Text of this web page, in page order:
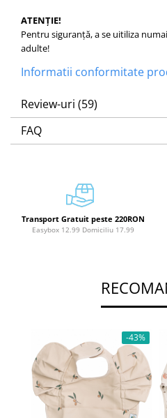
ATENȚIE!
Pentru siguranță, a se uitiliza
adulte!
Informatii conformitate
Review-uri (59)
FAQ
Transport Gratuit peste 220RON
Easybox 12.99 Domiciliu 17.99
-43%